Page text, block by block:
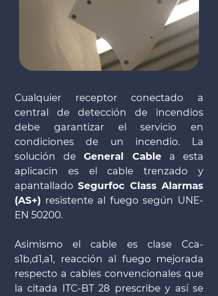
Cualquier receptor conectado a
central de detección de incendios
debe garantizar el servicio en
condiciones de un incendio. La
solución deGeneral Cable a esta
aplicacin es el cable trenzado y
apantalladoSegurfoc Class Alarmas
(AS+) resistente al fuego según UNE-
EN 50200.
Asimismo el cable es clase Cca-
s1b,d1,a1, reacción al fuego mejorada
respecto a cables convencionales que
la citada ITC-BT 28 prescribe y así se